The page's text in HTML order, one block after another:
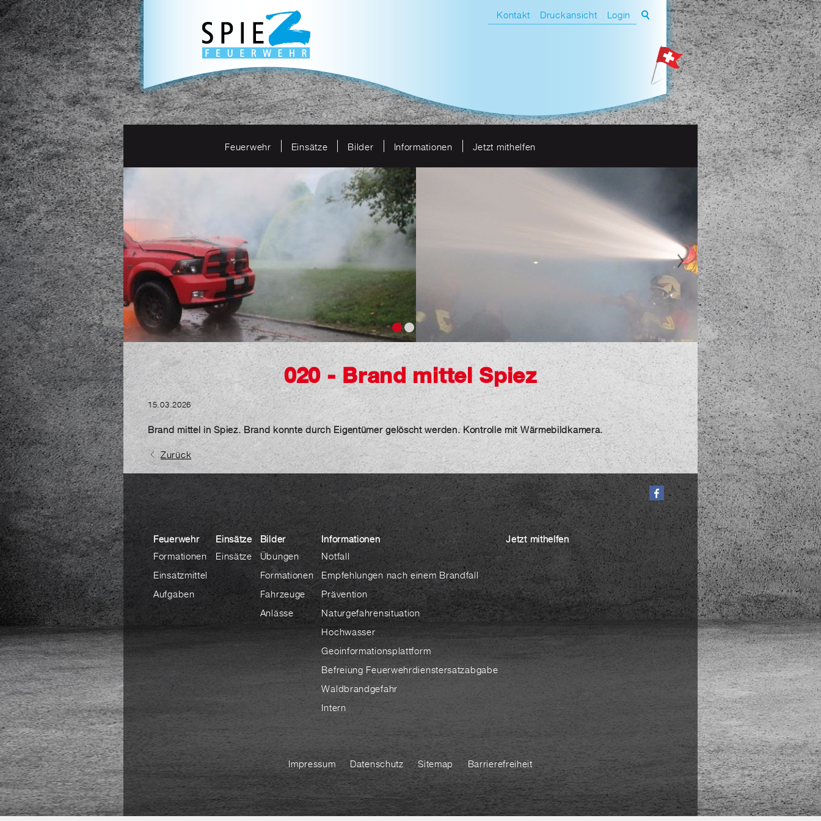
Kontakt Druckansicht Login
Feuerwehr Einsätze Bilder Informationen Jetzt mithelfen
020 - Brand mittel Spiez
15.03.2026
Brand mittel in Spiez. Brand konnte durch Eigentümer gelöscht werden. Kontrolle mit Wärmebildkamera.
Zurück
Feuerwehr
Formationen
Einsatzmittel
Aufgaben
Einsätze
Einsätze
Bilder
Übungen
Formationen
Fahrzeuge
Anlässe
Informationen
Notfall
Empfehlungen nach einem Brandfall
Prävention
Naturgefahrensituation
Hochwasser
Geoinformationsplattform
Befreiung Feuerwehrdienstersatzabgabe
Waldbrandgefahr
Intern
Jetzt mithelfen
Impressum Datenschutz Sitemap Barrierefreiheit